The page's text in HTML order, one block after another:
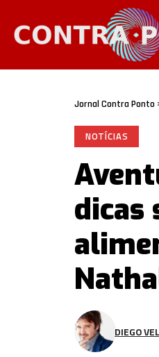
Jornal Contra Ponto
NOTÍCIAS
dicas
DIEGO